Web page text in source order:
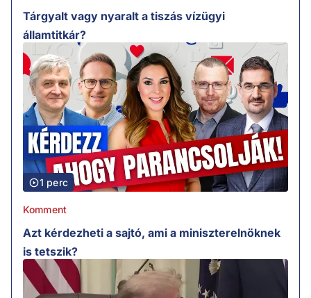
Tárgyalt vagy nyaralt a tiszás vízügyi
államtitkár?
1 perc
Komment
Azt kérdezheti a sajtó, ami a miniszterelnöknek
is tetszik?